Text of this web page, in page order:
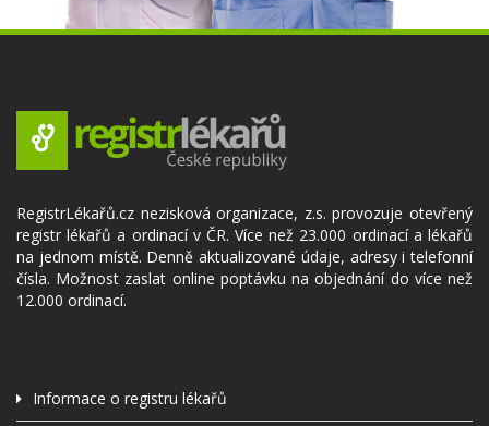
RegistrLékařů.cz nezisková organizace, z.s. provozuje otevřený
registr lékařů a ordinací v ČR. Více než 23.000 ordinací a lékařů
na jednom místě. Denně aktualizované údaje, adresy i telefonní
čísla. Možnost zaslat online poptávku na objednání do více než
12.000 ordinací.
Informace o registru lékařů